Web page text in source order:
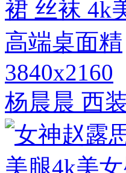
3840x2160
杨晨晨 西